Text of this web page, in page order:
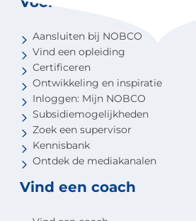
Aansluiten bij NOBCO
Vind een opleiding
Certificeren
Ontwikkeling en inspiratie
Inloggen: Mijn NOBCO
Subsidiemogelijkheden
Zoek een supervisor
Kennisbank
Ontdek de mediakanalen
Vind een coach